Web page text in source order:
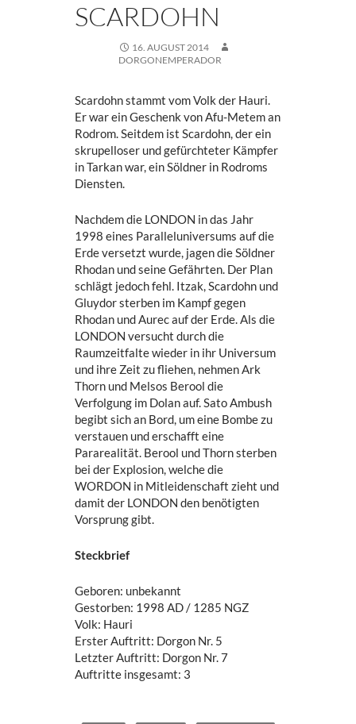
SCARDOHN
16. AUGUST 2014
DORGONEMPERADOR
Scardohn stammt vom Volk der Hauri.
Er war ein Geschenk von Afu-Metem an
Rodrom. Seitdem ist Scardohn, der ein
skrupelloser und gefürchteter Kämpfer
in Tarkan war, ein Söldner in Rodroms
Diensten.
Nachdem die LONDON in das Jahr
1998 eines Paralleluniversums auf die
Erde versetzt wurde, jagen die Söldner
Rhodan und seine Gefährten. Der Plan
schlägt jedoch fehl. Itzak, Scardohn und
Gluydor sterben im Kampf gegen
Rhodan und Aurec auf der Erde. Als die
LONDON versucht durch die
Raumzeitfalte wieder in ihr Universum
und ihre Zeit zu fliehen, nehmen Ark
Thorn und Melsos Berool die
Verfolgung im Dolan auf. Sato Ambush
begibt sich an Bord, um eine Bombe zu
verstauen und erschafft eine
Pararealität. Berool und Thorn sterben
bei der Explosion, welche die
WORDON in Mitleidenschaft zieht und
damit der LONDON den benötigten
Vorsprung gibt.
Steckbrief
Geboren: unbekannt
Gestorben: 1998 AD / 1285 NGZ
Volk: Hauri
Erster Auftritt: Dorgon Nr. 5
Letzter Auftritt: Dorgon Nr. 7
Auftritte insgesamt: 3